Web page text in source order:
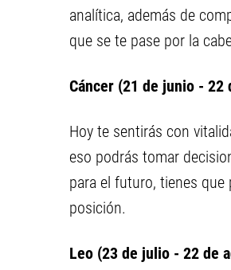
analítica, además de
que se te pase por la
Cáncer (21 de junio - 22
Hoy te sentirás con
eso podrás tomar
para el futuro, tienes
posición.
Leo (23 de julio - 22 de